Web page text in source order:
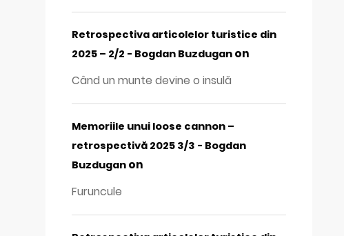
Retrospectiva articolelor turistice din
2025 – 2/2 - Bogdan Buzdugan on
Când un munte devine o insulă
Memoriile unui loose cannon –
retrospectivă 2025 3/3 - Bogdan
Buzdugan on
Furuncule